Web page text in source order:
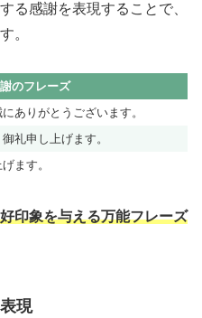
る感謝を表現することで、
。
のフレーズ
ありがとうございます。
礼申し上げます。
ます。
印象を与える万能フレーズ
現